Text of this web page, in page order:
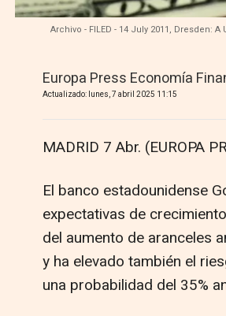
Archivo - FILED - 14 July 2011, Dresden:
Europa Press Economía
Actualizado: lunes, 7 abril 2025 11:15
MADRID 7 Abr. (EUROPA
El banco estadounidense
expectativas de
del aumento de aranceles
y ha elevado también el
una probabilidad del 35%